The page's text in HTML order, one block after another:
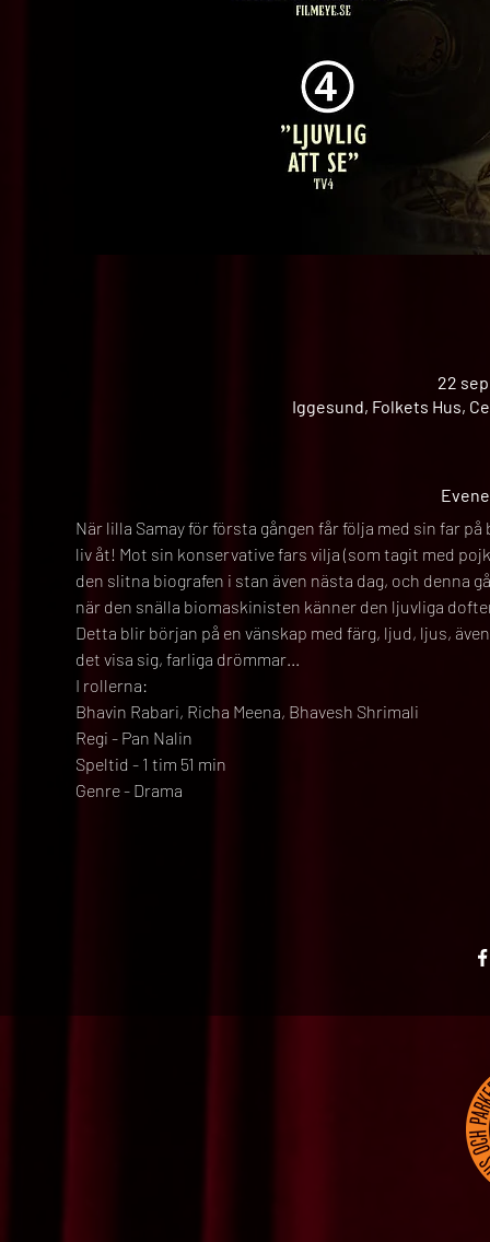
22
Iggesund, Folkets Hus,
När lilla Samay för första gången får följa med sin far
liv åt! Mot sin konservative fars vilja (som tagit med
den slitna biografen i stan även nästa dag, och denna
när den snälla biomaskinisten känner den ljuvliga
Detta blir början på en vänskap med färg, ljud, ljus,
det visa sig, farliga drömmar...
I rollerna:
Bhavin Rabari, Richa Meena, Bhavesh Shrimali
Regi - Pan Nalin
Speltid - 1 tim 51 min
Genre - Drama